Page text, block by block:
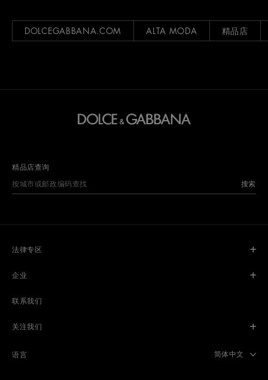
DOLCEGABBANA.COM ALTA MODA 精品店
精品店查询
搜索
法律专区
企业
联系我们
关注我们
语言 Select
简体中文